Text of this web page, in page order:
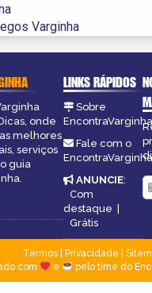
Varginha
onde
melhores
serviços
guia
LINKS RÁPIDOS
Sobre
EncontraVarginha
Fale com o
EncontraVarginha
ANUNCIE:
Com
destaque |
Grátis
Termos| Privacidade
com
e pelo time do